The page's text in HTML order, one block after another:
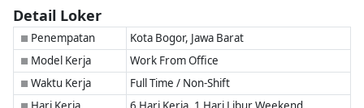
Detail Loker
■ Penempatan Kota Bogor, Jawa Barat
■ Model Kerja Work From Office
■ Waktu Kerja Full Time / Non-Shift